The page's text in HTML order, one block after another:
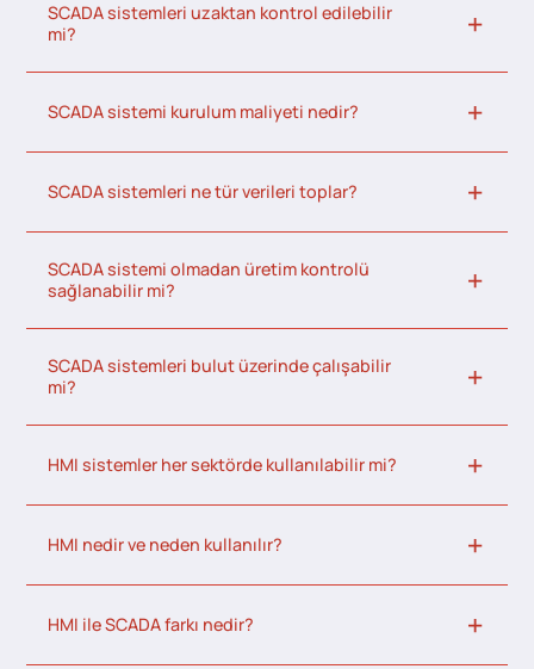
SCADA sistemleri uzaktan kontrol edilebilir
mi?
SCADA sistemi kurulum maliyeti nedir?
SCADA sistemleri ne tür verileri toplar?
SCADA sistemi olmadan üretim kontrolü
sağlanabilir mi?
SCADA sistemleri bulut üzerinde çalışabilir
mi?
HMI sistemler her sektörde kullanılabilir mi?
HMI nedir ve neden kullanılır?
HMI ile SCADA farkı nedir?